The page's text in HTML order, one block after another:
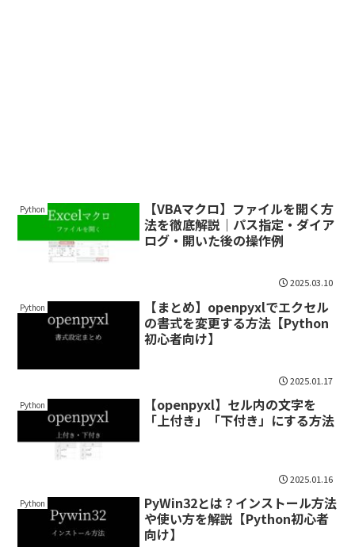
Python
【VBAマクロ】ファイルを開く方
法を徹底解説｜パス指定・ダイア
ログ・開いた後の操作例
2025.03.10
Python
【まとめ】openpyxlでエクセル
の書式を変更する方法【Python
初心者向け】
2025.01.17
Python
【openpyxl】セル内の文字を
「上付き」「下付き」にする方法
2025.01.16
Python
PyWin32とは？インストール方法
や使い方を解説【Python初心者
向け】